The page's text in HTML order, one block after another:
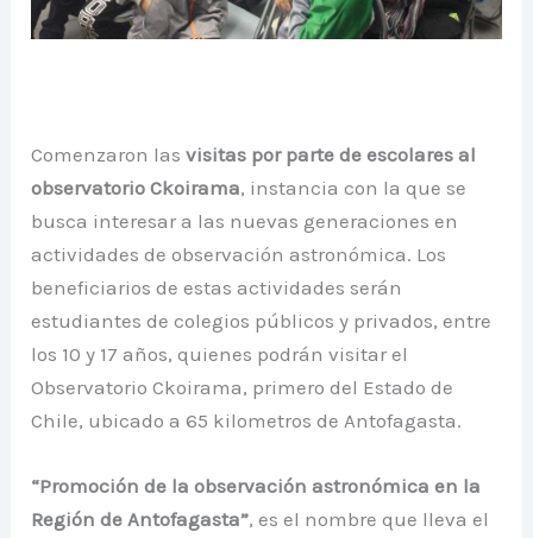
Comenzaron lasvisitas por parte de escolares al
observatorio Ckoirama, instancia con la que se
busca interesar a las nuevas generaciones en
actividades de observación astronómica. Los
beneficiarios de estas actividades serán
estudiantes de colegios públicos y privados, entre
los 10 y 17 años, quienes podrán visitar el
Observatorio Ckoirama, primero del Estado de
Chile, ubicado a 65 kilometros de Antofagasta.
“Promoción de la observación astronómica en la
Región de Antofagasta”, es el nombre que lleva el